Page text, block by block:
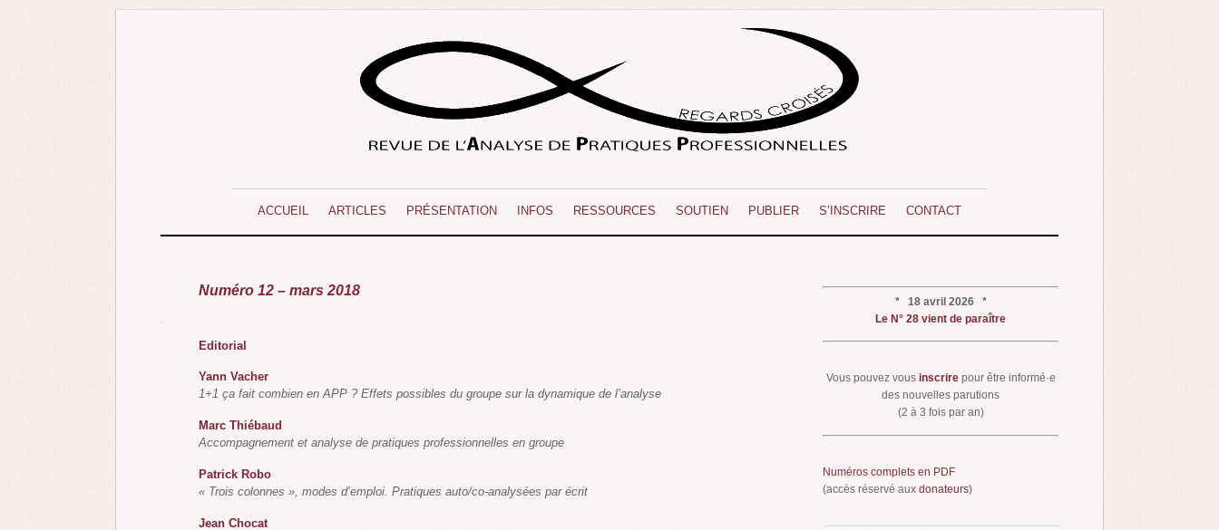
ACCUEIL ARTICLES PRÉSENTATION INFOS RESSOURCES SOUTIEN PUBLIER S’INSCRIRE CONTACT
Numéro 12 – mars 2018
Editorial
Yann Vacher
1+1 ça fait combien en APP ? Effets possibles du groupe sur la dynamique de l’analyse
Marc Thiébaud
Accompagnement et analyse de pratiques professionnelles en groupe
Patrick Robo
« Trois colonnes », modes d’emploi. Pratiques auto/co-analysées par écrit
Jean Chocat
* 18 avril 2026 *
Le N° 28 vient de paraître
Vous pouvez vous inscrire pour être informé·e
des nouvelles parutions
(2 à 3 fois par an)
Numéros complets en PDF
(accès réservé aux donateurs)